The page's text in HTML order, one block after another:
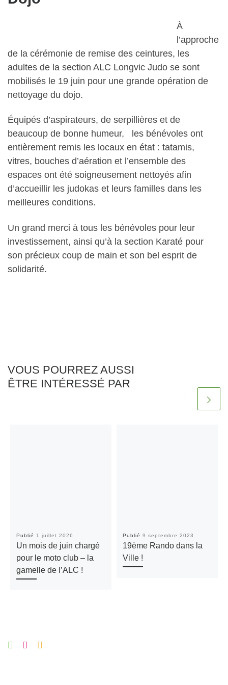
À
l’approche
de la cérémonie de remise des ceintures, les
adultes de la section ALC Longvic Judo se sont
mobilisés le 19 juin pour une grande opération de
nettoyage du dojo.
Équipés d’aspirateurs, de serpillières et de
beaucoup de bonne humeur, les bénévoles ont
entièrement remis les locaux en état : tatamis,
vitres, bouches d’aération et l’ensemble des
espaces ont été soigneusement nettoyés afin
d’accueillir les judokas et leurs familles dans les
meilleures conditions.
Un grand merci à tous les bénévoles pour leur
investissement, ainsi qu’à la section Karaté pour
son précieux coup de main et son bel esprit de
solidarité.
VOUS POURREZ AUSSI
ÊTRE INTÉRESSÉ PAR
Publié 1 juillet 2026
Un mois de juin chargé
pour le moto club – la
gamelle de l’ALC !
Publié 9 septembre 2023
19ème Rando dans la
Ville !